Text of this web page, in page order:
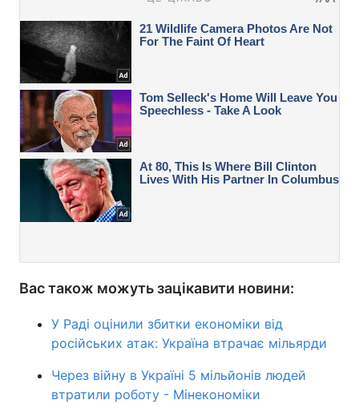
Вас також можуть зацікавити новини:
У Раді оцінили збитки економіки від
російських атак: Україна втрачає мільярди
Через війну в Україні 5 мільйонів людей
втратили роботу - Мінекономіки